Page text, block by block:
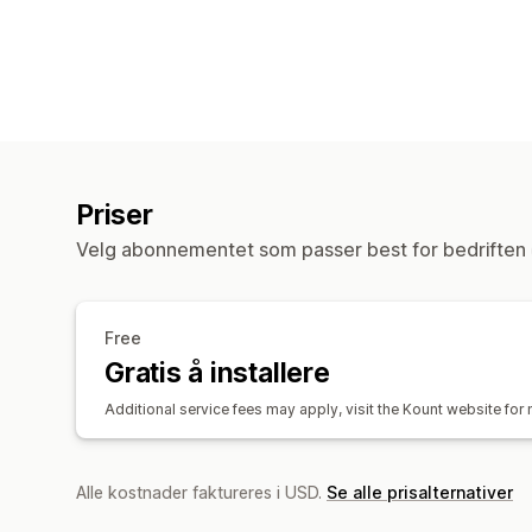
Priser
Velg abonnementet som passer best for bedriften
Free
Gratis å installere
Additional service fees may apply, visit the Kount website for
Alle kostnader faktureres i USD. Se alle prisalternativer